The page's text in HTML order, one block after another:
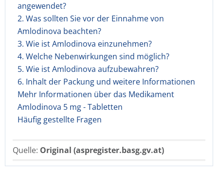
angewendet?
2. Was sollten Sie vor der Einnahme von
Amlodinova beachten?
3. Wie ist Amlodinova einzunehmen?
4. Welche Nebenwirkungen sind möglich?
5. Wie ist Amlodinova aufzubewahren?
6. Inhalt der Packung und weitere Informationen
Mehr Informationen über das Medikament
Amlodinova 5 mg - Tabletten
Häufig gestellte Fragen
Quelle: Original (aspregister.basg.gv.at)